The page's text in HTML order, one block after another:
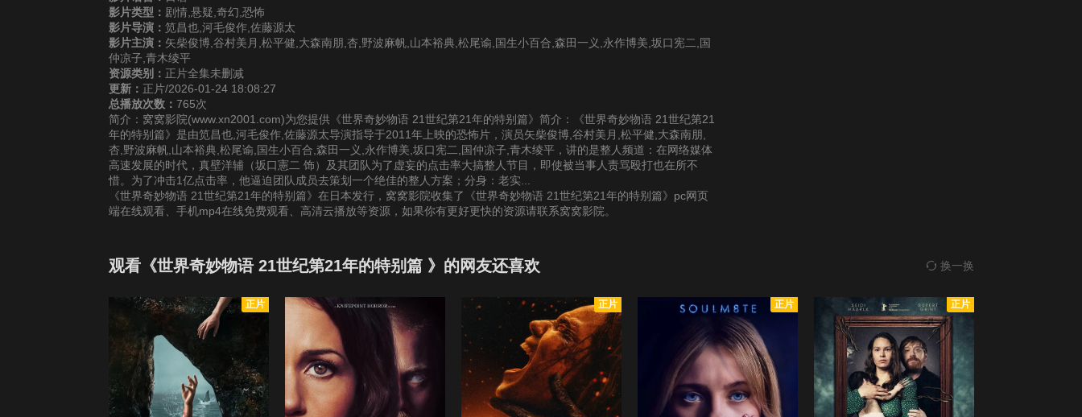
影片类型： 剧情,悬疑,奇幻,恐怖
影片导演： 笕昌也,河毛俊作,佐藤源太
影片主演： 矢柴俊博,谷村美月,松平健,大森南朋,杏,野波麻帆,山本裕典,松尾谕,国生小百合,森田一义,永作博美,坂口宪二,国
仲凉子,青木绫平
资源类别： 正片全集未删减
更新： 正片/2026-01-24 18:08:27
总播放次数： 765次
简介：窝窝影院(www.xn2001.com)为您提供《世界奇妙物语 21世纪第21年的特别篇》简介：《世界奇妙物语 21世纪第21
年的特别篇》是由笕昌也,河毛俊作,佐藤源太导演指导于2011年上映的恐怖片，演员矢柴俊博,谷村美月,松平健,大森南朋,
杏,野波麻帆,山本裕典,松尾谕,国生小百合,森田一义,永作博美,坂口宪二,国仲凉子,青木绫平，讲的是整人频道：在网络媒体
高速发展的时代，真壁洋辅（坂口憲二 饰）及其团队为了虚妄的点击率大搞整人节目，即使被当事人责骂殴打也在所不
惜。为了冲击1亿点击率，他逼迫团队成员去策划一个绝佳的整人方案；分身：老实...
《世界奇妙物语 21世纪第21年的特别篇》在日本发行，窝窝影院收集了《世界奇妙物语 21世纪第21年的特别篇》pc网页
端在线观看、手机mp4在线免费观看、高清云播放等资源，如果你有更好更快的资源请联系窝窝影院。
观看《世界奇妙物语 21世纪第21年的特别篇 》的网友还喜欢 换一换
正片 正片 正片 正片